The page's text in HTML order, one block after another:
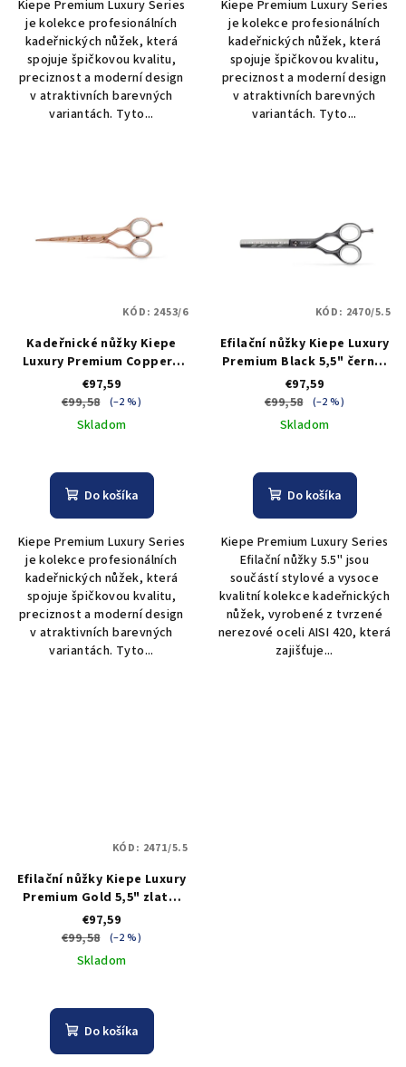
Kiepe Premium Luxury Series
je kolekce profesionálních
kadeřnických nůžek, která
spojuje špičkovou kvalitu,
preciznost a moderní design
v atraktivních barevných
variantách. Tyto...
Kiepe Premium Luxury Series
je kolekce profesionálních
kadeřnických nůžek, která
spojuje špičkovou kvalitu,
preciznost a moderní design
v atraktivních barevných
variantách. Tyto...
Kadeřnické nůžky Kiepe
Luxury Premium Copper -
6" - měděné
€97,59
€99,58
(–2 %)
Skladom
Do košíka
Kiepe Premium Luxury Series
je kolekce profesionálních
kadeřnických nůžek, která
spojuje špičkovou kvalitu,
preciznost a moderní design
v atraktivních barevných
variantách. Tyto...
KÓD: 2453/6
Efilační nůžky Kiepe Luxury
Premium Black 5,5" černé,
38 zubů
€97,59
€99,58
(–2 %)
Skladom
Do košíka
Kiepe Premium Luxury Series
Efilační nůžky 5.5" jsou
součástí stylové a vysoce
kvalitní kolekce kadeřnických
nůžek, vyrobené z tvrzené
nerezové oceli AISI 420, která
zajišťuje...
KÓD: 2470/5.5
Efilační nůžky Kiepe Luxury
Premium Gold 5,5" zlaté,
38 zubů
€97,59
€99,58
(–2 %)
Skladom
Do košíka
KÓD: 2471/5.5